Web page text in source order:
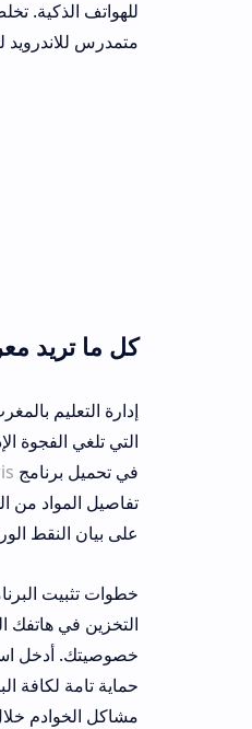
للهواتف الذكية. تخلص من عناء
متمدرس للاندرويد لتبدأ رحلة
كل ما تريد معرفته عن
إدارة التعليم بالمغرب فرضت
التي تلغي الفجوة الإدارية
moutamadris
تفاصيل المواد من المرحلة
على بيان النقط الورقي.
خطوات تثبيت البرنامج آمنة
التخزين في هاتفك المحمول. ننصح
خصوصيتك. أدخل اسم التلميذ
حماية تامة لكافة البيانات
مشاكل الخوادم خلال فترات الضغط